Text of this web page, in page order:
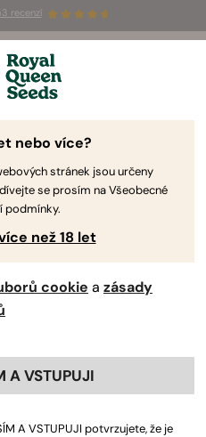
recenzí
: Až 50% slevy
⏤
nebo více?
stránek jsou určeny
se prosím na Všeobecné
podmínky.
než 18 let
cookie a zásady
A VSTUPUJI
A VSTUPUJI potvrzujete, že je